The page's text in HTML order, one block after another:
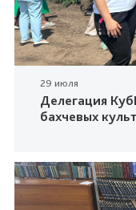
29 июля
Делегация
бахчевых